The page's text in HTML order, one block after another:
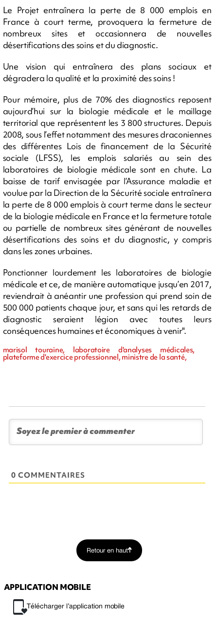
Le Projet entraînera la perte de 8 000 emplois en
France à court terme, provoquera la fermeture de
nombreux sites et occasionnera de nouvelles
désertifications des soins et du diagnostic.
Une vision qui entraînera des plans sociaux et
dégradera la qualité et la proximité des soins !
Pour mémoire, plus de 70% des diagnostics reposent
aujourd’hui sur la biologie médicale et le maillage
territorial que représentent les 3 800 structures. Depuis
2008, sous l’effet notamment des mesures draconiennes
des différentes Lois de financement de la Sécurité
sociale (LFSS), les emplois salariés au sein des
laboratoires de biologie médicale sont en chute. La
baisse de tarif envisagée par l’Assurance maladie et
voulue par la Direction de la Sécurité sociale entraînera
la perte de 8 000 emplois à court terme dans le secteur
de la biologie médicale en France et la fermeture totale
ou partielle de nombreux sites générant de nouvelles
désertifications des soins et du diagnostic, y compris
dans les zones urbaines.
Ponctionner lourdement les laboratoires de biologie
médicale et ce, de manière automatique jusqu’en 2017,
reviendrait à anéantir une profession qui prend soin de
500 000 patients chaque jour, et sans qui les retards de
diagnostic seraient légion avec toutes leurs
conséquences humaines et économiques à venir".
marisol touraine, laboratoire d'analyses médicales,
plateforme d'exercice professionnel, ministre de la santé,
0 COMMENTAIRES
Retour en haut
APPLICATION MOBILE
Télécharger l’application mobile